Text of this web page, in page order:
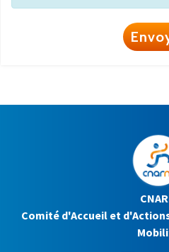
Comité d'Accueil et